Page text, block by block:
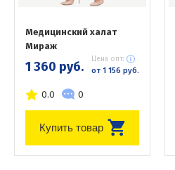
Медицинский халат
Мираж
1 360 руб. Цена опт:
от 1 156 руб.
0.0 0
Купить товар